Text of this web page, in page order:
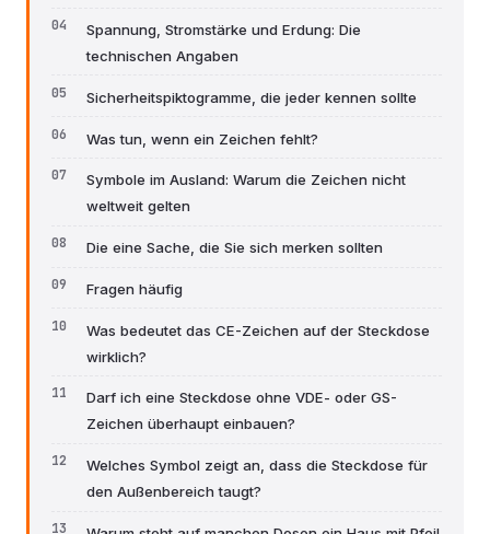
Spannung, Stromstärke und Erdung: Die
technischen Angaben
Sicherheitspiktogramme, die jeder kennen sollte
Was tun, wenn ein Zeichen fehlt?
Symbole im Ausland: Warum die Zeichen nicht
weltweit gelten
Die eine Sache, die Sie sich merken sollten
Fragen häufig
Was bedeutet das CE-Zeichen auf der Steckdose
wirklich?
Darf ich eine Steckdose ohne VDE- oder GS-
Zeichen überhaupt einbauen?
Welches Symbol zeigt an, dass die Steckdose für
den Außenbereich taugt?